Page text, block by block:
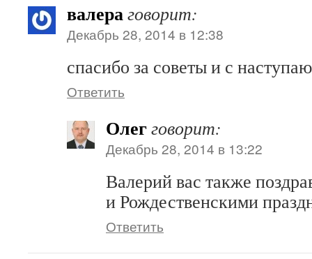
валераговорит:
Декабрь 28, 2014 в 12:38
спасибо за советы и с
Ответить
Олегговорит:
Декабрь 28, 2014 в 13:22
Валерий вас также
и Рождественскими
Ответить